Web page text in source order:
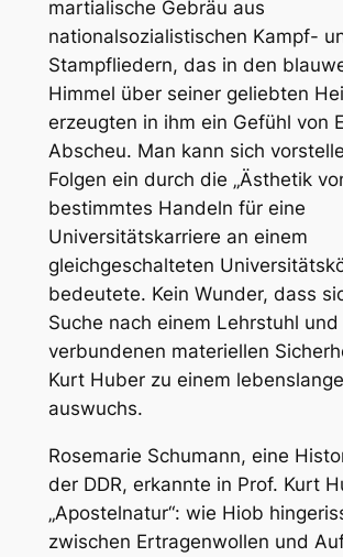
martialische Gebräu aus
nationalsozialistischen Kampf-
Stampfliedern, das in den
Himmel über seiner geliebten
erzeugten in ihm ein Gefühl von
Abscheu. Man kann sich
Folgen ein durch die „Ästhetik
bestimmtes Handeln für eine
Universitätskarriere an einem
gleichgeschalteten
bedeutete. Kein Wunder, dass
Suche nach einem Lehrstuhl
verbundenen materiellen
Kurt Huber zu einem
auswuchs.
Rosemarie Schumann, eine
der DDR, erkannte in Prof. Kurt
„Apostelnatur“: wie Hiob
zwischen Ertragenwollen und